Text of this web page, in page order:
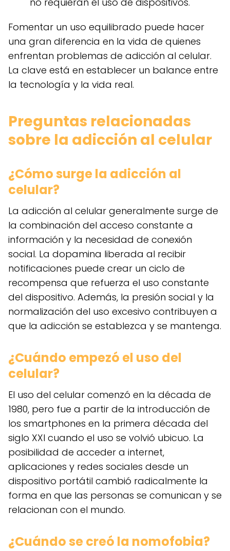
Fomentar un uso equilibrado puede hacer
una gran diferencia en la vida de quienes
enfrentan problemas de adicción al celular.
La clave está en establecer un balance entre
la tecnología y la vida real.
Preguntas relacionadas
sobre la adicción al celular
¿Cómo surge la adicción al
celular?
La adicción al celular generalmente surge de
la combinación del acceso constante a
información y la necesidad de conexión
social. La dopamina liberada al recibir
notificaciones puede crear un ciclo de
recompensa que refuerza el uso constante
del dispositivo. Además, la presión social y la
normalización del uso excesivo contribuyen a
que la adicción se establezca y se mantenga.
¿Cuándo empezó el uso del
celular?
El uso del celular comenzó en la década de
1980, pero fue a partir de la introducción de
los smartphones en la primera década del
siglo XXI cuando el uso se volvió ubicuo. La
posibilidad de acceder a internet,
aplicaciones y redes sociales desde un
dispositivo portátil cambió radicalmente la
forma en que las personas se comunican y se
relacionan con el mundo.
¿Cuándo se creó la nomofobia?